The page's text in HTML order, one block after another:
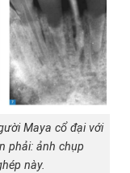
Maya cổ đại với
phải: ảnh chụp
này.